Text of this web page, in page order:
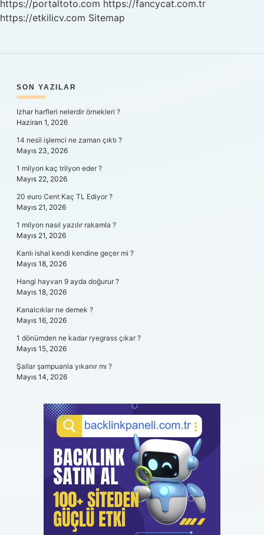
Gelir
https://portaltoto.com https://fancycat.com.tr
https://etkilicv.com Sitemap
SIDEBAR
SON YAZILAR
Izhar harfleri nelerdir örnekleri ?
Haziran 1, 2026
14 nesil işlemci ne zaman çıktı ?
Mayıs 23, 2026
1 milyon kaç trilyon eder ?
Mayıs 22, 2026
20 euro Cent Kaç TL Ediyor ?
Mayıs 21, 2026
1 milyon nasıl yazılır rakamla ?
Mayıs 21, 2026
Kanlı ishal kendi kendine geçer mi ?
Mayıs 18, 2026
Hangi hayvan 9 ayda doğurur ?
Mayıs 18, 2026
Kanalcıklar ne demek ?
Mayıs 16, 2026
1 dönümden ne kadar ryegrass çıkar ?
Mayıs 15, 2026
Şallar şampuanla yıkanır mı ?
Mayıs 14, 2026